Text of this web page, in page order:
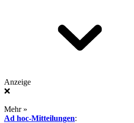
Anzeige
❌
Mehr »
Ad hoc-Mitteilungen: